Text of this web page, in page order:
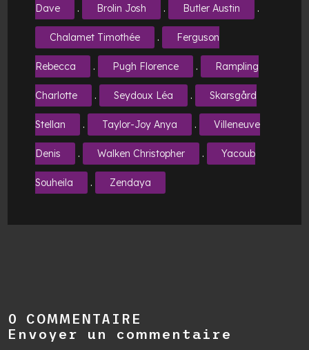
Dave . Brolin Josh . Butler Austin .
Chalamet Timothée . Ferguson
Rebecca . Pugh Florence . Rampling
Charlotte . Seydoux Léa . Skarsgård
Stellan . Taylor-Joy Anya . Villeneuve
Denis . Walken Christopher . Yacoub
Souheila . Zendaya
0 COMMENTAIRE
Envoyer un commentaire